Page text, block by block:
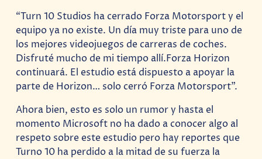
“Turn 10 Studios ha cerrado Forza Motorsport y el
equipo ya no existe. Un día muy triste para uno de
los mejores videojuegos de carreras de coches.
Disfruté mucho de mi tiempo allí.Forza Horizon
continuará. El estudio está dispuesto a apoyar la
parte de Horizon… solo cerró Forza Motorsport”.
Ahora bien, esto es solo un rumor y hasta el
momento Microsoft no ha dado a conocer algo al
respeto sobre este estudio pero hay reportes que
Turno 10 ha perdido a la mitad de su fuerza la